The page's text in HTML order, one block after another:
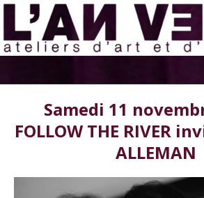
Samedi 11
FOLLOW THE RIVER
ALLEMAN